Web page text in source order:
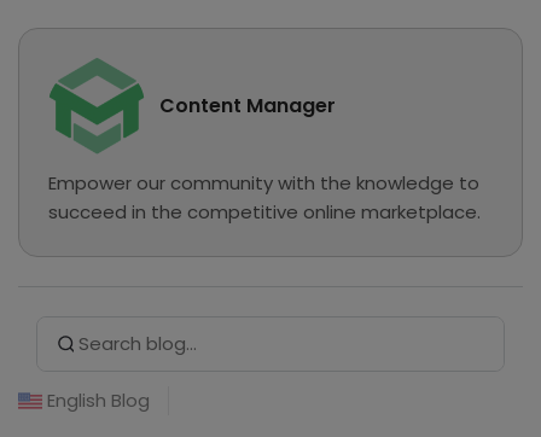
Content Manager
Empower our community with the knowledge to
succeed in the competitive online marketplace.
for:
English Blog